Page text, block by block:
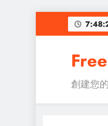
to
創建您